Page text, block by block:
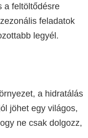
a feltöltődésre
feladatok
legyél.
a hidratálás
jöhet egy világos,
ne csak dolgozz,